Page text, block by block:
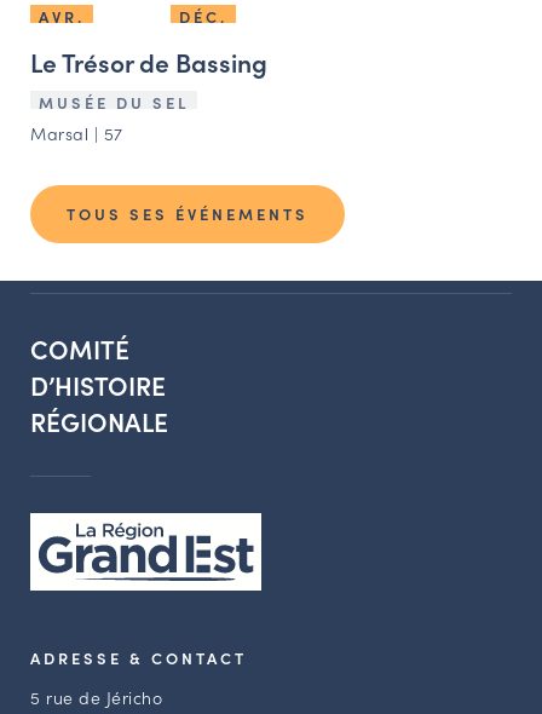
AVR. DÉC.
Le Trésor de Bassing
MUSÉE DU SEL
Marsal | 57
TOUS SES ÉVÉNEMENTS
COMITÉ
D’HISTOIRE
RÉGIONALE
ADRESSE & CONTACT
5 rue de Jéricho